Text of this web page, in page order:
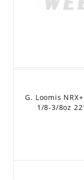
G. Loomis
1/8-3/8oz